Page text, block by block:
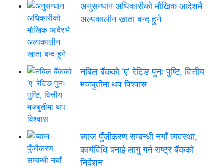
अनुसन्धान अधिकारीकाे माैखिक आदेशमै
अल्पकालीन खाता बन्द हुने
नबिल बैंकको ‘ए’ रेटिङ पुनः पुष्टि, वित्तीय
मजबुतीमा थप विश्वास
ब्याज पुँजीकरण सम्बन्धी नयाँ व्यवस्था,
कार्यविधि बनाई लागु गर्न राष्ट्र बैंकको
निर्देशन